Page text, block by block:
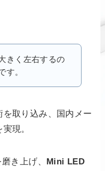
きく左右するの
す。
取り込み、国内メー
実現。
き上げ、 Mini LED